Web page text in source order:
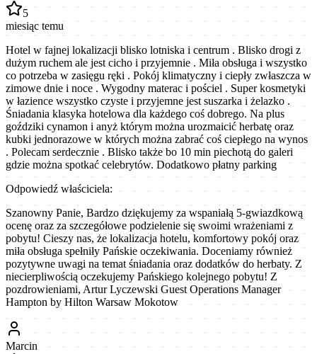
5
miesiąc temu
Hotel w fajnej lokalizacji blisko lotniska i centrum . Blisko drogi z
dużym ruchem ale jest cicho i przyjemnie . Miła obsługa i wszystko
co potrzeba w zasięgu ręki . Pokój klimatyczny i ciepły zwłaszcza w
zimowe dnie i noce . Wygodny materac i pościel . Super kosmetyki
w łazience wszystko czyste i przyjemne jest suszarka i żelazko .
Śniadania klasyka hotelowa dla każdego coś dobrego. Na plus
goździki cynamon i anyż którym można urozmaicić herbatę oraz
kubki jednorazowe w których można zabrać coś ciepłego na wynos
. Polecam serdecznie . Blisko także bo 10 min piechotą do galeri
gdzie można spotkać celebrytów. Dodatkowo płatny parking
Odpowiedź właściciela:
Szanowny Panie, Bardzo dziękujemy za wspaniałą 5-gwiazdkową
ocenę oraz za szczegółowe podzielenie się swoimi wrażeniami z
pobytu! Cieszy nas, że lokalizacja hotelu, komfortowy pokój oraz
miła obsługa spełniły Pańskie oczekiwania. Doceniamy również
pozytywne uwagi na temat śniadania oraz dodatków do herbaty. Z
niecierpliwością oczekujemy Pańskiego kolejnego pobytu! Z
pozdrowieniami, Artur Lyczewski Guest Operations Manager
Hampton by Hilton Warsaw Mokotow
Marcin